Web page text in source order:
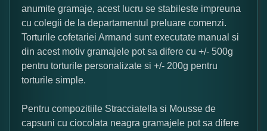
anumite gramaje, acest lucru se stabileste impreuna
cu colegii de la departamentul preluare comenzi.
Torturile cofetariei Armand sunt executate manual si
din acest motiv gramajele pot sa difere cu +/- 500g
pentru torturile personalizate si +/- 200g pentru
torturile simple.
Pentru compozitiile Stracciatella si Mousse de
capsuni cu ciocolata neagra gramajele pot sa difere